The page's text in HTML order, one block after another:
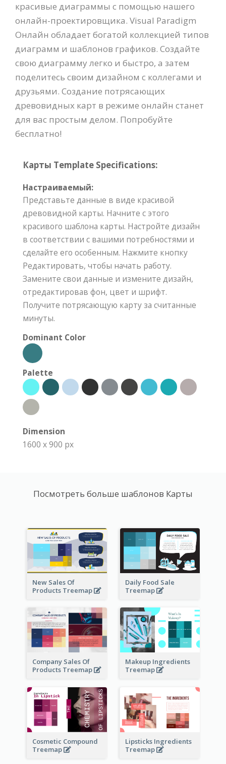
красивые диаграммы с помощью нашего
онлайн-проектировщика. Visual Paradigm
Онлайн обладает богатой коллекцией типов
диаграмм и шаблонов графиков. Создайте
свою диаграмму легко и быстро, а затем
поделитесь своим дизайном с коллегами и
друзьями. Создание потрясающих
древовидных карт в режиме онлайн станет
для вас простым делом. Попробуйте
бесплатно!
Карты Template Specifications:
Настраиваемый:
Представьте данные в виде красивой
древовидной карты. Начните с этого
красивого шаблона карты. Настройте дизайн
в соответствии с вашими потребностями и
сделайте его особенным. Нажмите кнопку
Редактировать, чтобы начать работу.
Замените свои данные и измените дизайн,
отредактировав фон, цвет и шрифт.
Получите потрясающую карту за считанные
минуты.
Dominant Color
Palette
Dimension
1600 x 900 px
Посмотреть больше шаблонов Карты
New Sales Of
Products Treemap
Daily Food Sale
Treemap
Company Sales Of
Products Treemap
Makeup Ingredients
Treemap
Cosmetic Compound
Treemap
Lipsticks Ingredients
Treemap